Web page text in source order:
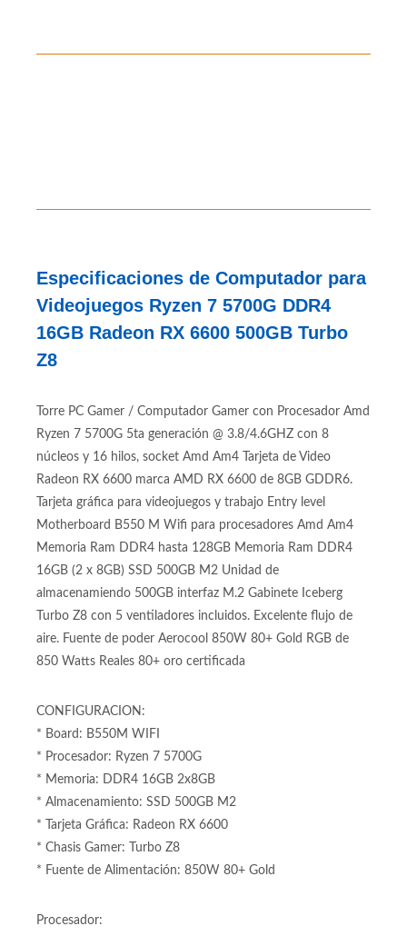
Especificaciones de Computador para
Videojuegos Ryzen 7 5700G DDR4
16GB Radeon RX 6600 500GB Turbo
Z8
Torre PC Gamer / Computador Gamer con Procesador Amd
Ryzen 7 5700G 5ta generación @ 3.8/4.6GHZ con 8
núcleos y 16 hilos, socket Amd Am4 Tarjeta de Video
Radeon RX 6600 marca AMD RX 6600 de 8GB GDDR6.
Tarjeta gráfica para videojuegos y trabajo Entry level
Motherboard B550 M Wifi para procesadores Amd Am4
Memoria Ram DDR4 hasta 128GB Memoria Ram DDR4
16GB (2 x 8GB) SSD 500GB M2 Unidad de
almacenamiendo 500GB interfaz M.2 Gabinete Iceberg
Turbo Z8 con 5 ventiladores incluidos. Excelente flujo de
aire. Fuente de poder Aerocool 850W 80+ Gold RGB de
850 Watts Reales 80+ oro certificada
CONFIGURACION:
* Board: B550M WIFI
* Procesador: Ryzen 7 5700G
* Memoria: DDR4 16GB 2x8GB
* Almacenamiento: SSD 500GB M2
* Tarjeta Gráfica: Radeon RX 6600
* Chasis Gamer: Turbo Z8
* Fuente de Alimentación: 850W 80+ Gold
Procesador: